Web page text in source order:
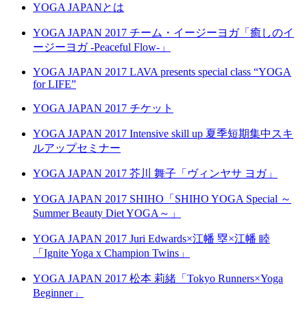
YOGA JAPANとは
YOGA JAPAN 2017 チーム・イージーヨガ「癒しのイ
ージーヨガ -Peaceful Flow-」
YOGA JAPAN 2017 LAVA presents special class “YOGA
for LIFE”
YOGA JAPAN 2017 チケット
YOGA JAPAN 2017 Intensive skill up 夏季短期集中スキ
ルアップセミナー
YOGA JAPAN 2017 芥川 舞子「ヴィンヤサ ヨガ」
YOGA JAPAN 2017 SHIHO「SHIHO YOGA Special ～
Summer Beauty Diet YOGA～」
YOGA JAPAN 2017 Juri Edwards×江幡 塁×江幡 睦
「Ignite Yoga x Champion Twins」
YOGA JAPAN 2017 松本 莉緒「Tokyo Runners×Yoga
Beginner」